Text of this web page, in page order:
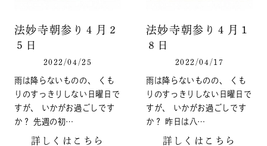
法妙寺朝参り４月２
５日
2022/04/25
雨は降らないものの、 くも
りのすっきりしない日曜日で
すが、 いかがお過ごしです
か？ 先週の初…
詳しくはこちら
法妙寺朝参り４月１
８日
2022/04/17
雨は降らないものの、 くも
りのすっきりしない日曜日で
すが、 いかがお過ごしです
か？ 昨日は八…
詳しくはこちら